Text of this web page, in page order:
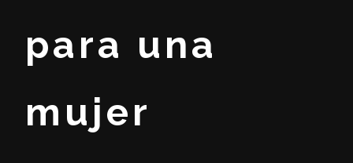
para una
mujer